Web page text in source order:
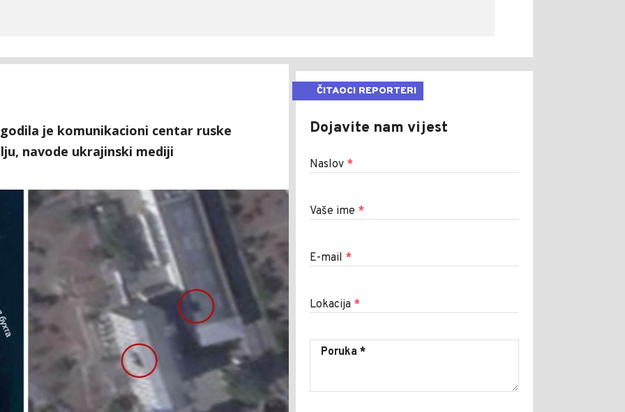
je komunikacioni centar ruske
navode ukrajinski mediji
ČITAOCI REPORTERI
Dojavite nam vijest
Naslov *
Vaše ime *
E-mail *
Lokacija *